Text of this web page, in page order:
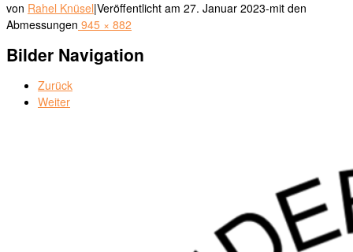
von Rahel Knüsel|Veröffentlicht am 27. Januar 2023-mit den
Abmessungen 945 × 882
Bilder Navigation
Zurück
Weiter